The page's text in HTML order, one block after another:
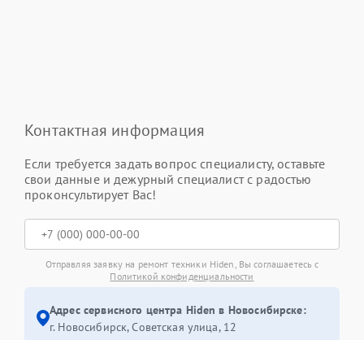
Контактная информация
Если требуется задать вопрос специалисту, оставьте
свои данные и дежурный специалист с радостью
проконсультирует Вас!
Отправляя заявку на ремонт техники Hiden, Вы соглашаетесь с
Политикой конфиденциальности
Адрес сервисного центра Hiden в Новосибирске:
г. Новосибирск, Советская улица, 12